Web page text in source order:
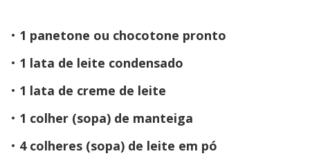
1 panetone ou chocotone pronto
1 lata de leite condensado
1 lata de creme de leite
1 colher (sopa) de manteiga
4 colheres (sopa) de leite em pó